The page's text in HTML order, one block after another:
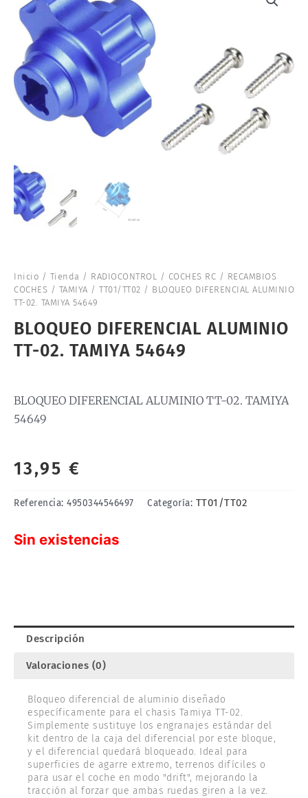
Inicio / Tienda / RADIOCONTROL / COCHES RC / RECAMBIOS
COCHES / TAMIYA / TT01/TT02 / BLOQUEO DIFERENCIAL ALUMINIO
TT-02. TAMIYA 54649
BLOQUEO DIFERENCIAL ALUMINIO
TT-02. TAMIYA 54649
BLOQUEO DIFERENCIAL ALUMINIO TT-02. TAMIYA
54649
13,95 €
Referencia: 4950344546497 Categoría: TT01/TT02
Sin existencias
Descripción
Valoraciones (0)
Bloqueo diferencial de aluminio diseñado
específicamente para el chasis Tamiya TT-02.
Simplemente sustituye los engranajes estándar del
kit dentro de la caja del diferencial por este bloque,
y el diferencial quedará bloqueado. Ideal para
superficies de agarre extremo, terrenos difíciles o
para usar el coche en modo "drift", mejorando la
tracción al forzar que ambas ruedas giren a la vez.